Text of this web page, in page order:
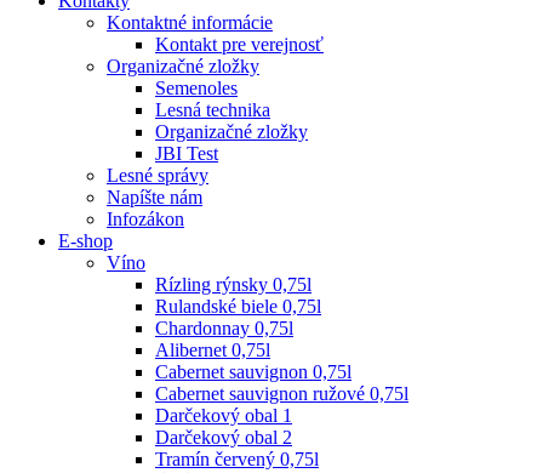
Kontaktné informácie
Kontakt pre verejnosť
Organizačné zložky
Semenoles
Lesná technika
Organizačné zložky
JBI Test
Lesné správy
Napíšte nám
Infozákon
E-shop
Víno
Rízling rýnsky 0,75l
Rulandské biele 0,75l
Chardonnay 0,75l
Alibernet 0,75l
Cabernet sauvignon 0,75l
Cabernet sauvignon ružové 0,75l
Darčekový obal 1
Darčekový obal 2
Tramín červený 0,75l